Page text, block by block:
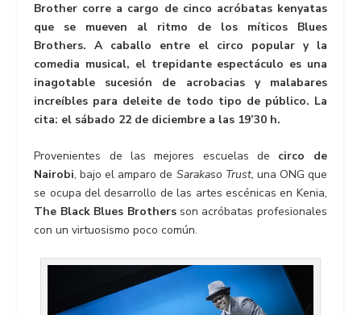
Brother corre a cargo de cinco acróbatas kenyatas
que se mueven al ritmo de los míticos Blues
Brothers. A caballo entre el circo popular y la
comedia musical, el trepidante espectáculo es una
inagotable sucesión de acrobacias y malabares
increíbles para deleite de todo tipo de público. La
cita: el sábado 22 de diciembre a las 19’30 h.
Provenientes de las mejores escuelas de circo de
Nairobi, bajo el amparo de Sarakaso Trust, una ONG que
se ocupa del desarrollo de las artes escénicas en Kenia,
The Black Blues Brothersson acróbatas profesionales
con un virtuosismo poco común.